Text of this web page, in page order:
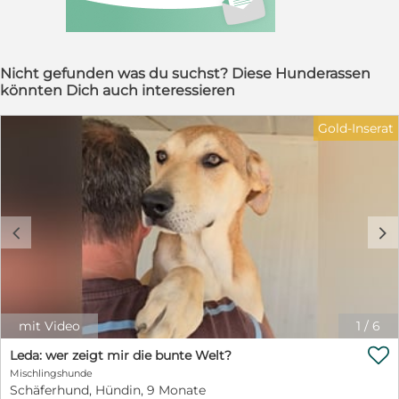
Nicht gefunden was du suchst? Diese Hunderassen
könnten Dich auch interessieren
1 / 6
c d
mit Video
Gold-Inserat
Leda: wer zeigt mir die bunte Welt?
Mischlingshunde
Schäferhund, Hündin, 9 Monate
